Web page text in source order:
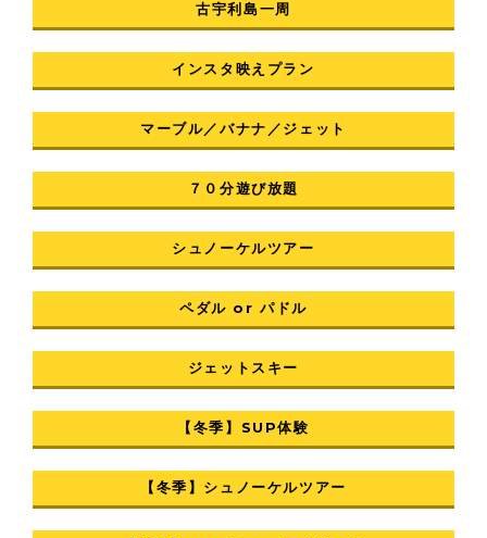
古宇利島一周
インスタ映えプラン
マーブル／バナナ／ジェット
７０分遊び放題
シュノーケルツアー
ペダル or パドル
ジェットスキー
【冬季】SUP体験
【冬季】シュノーケルツアー